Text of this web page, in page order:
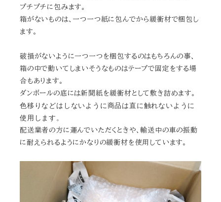
プチプチに包みます。
箱がないものは、一つ一つ紙に包んでから緩衝材で梱包し
ます。
破損がないように一つ一つを梱包するのはもちろんの事、
箱の中で動いてしまいそうなものはテープで固定をする場
合もあります。
ダンボールの底には新聞紙を緩衝材として敷き詰めます。
色移りなどはしないように商品は直に触れないように
使用します。
配送業者の方に運んでいただくときや、輸送中の車の振動
に耐えられるようにかなりの緩衝材を使用しています。